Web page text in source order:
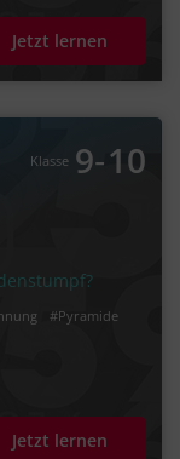
Jetzt lernen
Klasse 9‐10
#Pyramide
Jetzt lernen